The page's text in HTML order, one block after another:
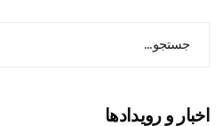
اخبار و رویدادها